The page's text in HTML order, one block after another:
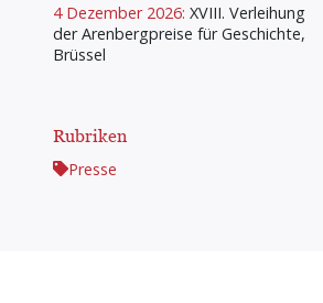
4 Dezember 2026: XVIII. Verleihung
der Arenbergpreise für Geschichte,
Brüssel
Rubriken
Presse